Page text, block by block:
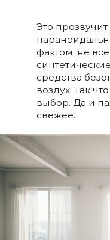
Это
фактом: не
средства
воздух. Так
выбор. Да и
свежее.